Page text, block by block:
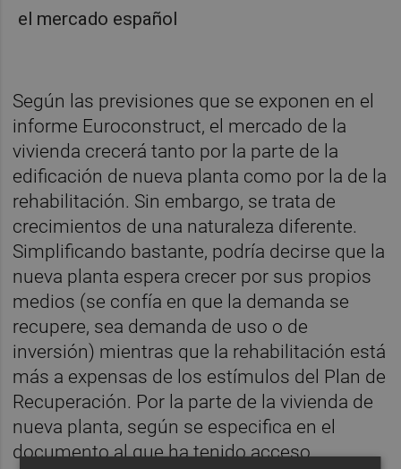
Según las previsiones que se exponen en el
informe Euroconstruct, el mercado de la
vivienda crecerá tanto por la parte de la
edificación de nueva planta como por la de la
rehabilitación. Sin embargo, se trata de
crecimientos de una naturaleza diferente.
Simplificando bastante, podría decirse que la
nueva planta espera crecer por sus propios
medios (se confía en que la demanda se
recupere, sea demanda de uso o de
inversión) mientras que la rehabilitación está
más a expensas de los estímulos del Plan de
Recuperación. Por la parte de la vivienda de
nueva planta, según se especifica en el
documento al que ha tenido acceso